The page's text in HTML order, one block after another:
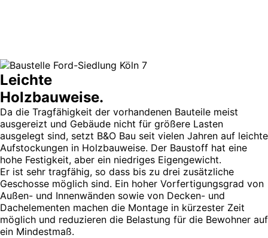
Leichte
Holzbauweise.
Da die Tragfähigkeit der vorhandenen Bauteile meist
ausgereizt und Gebäude nicht für größere Lasten
ausgelegt sind, setzt B&O Bau seit vielen Jahren auf leichte
Aufstockungen in Holzbauweise. Der Baustoff hat eine
hohe Festigkeit, aber ein niedriges Eigengewicht.
Er ist sehr tragfähig, so dass bis zu drei zusätzliche
Geschosse möglich sind. Ein hoher Vorfertigungsgrad von
Außen- und Innenwänden sowie von Decken- und
Dachelementen machen die Montage in kürzester Zeit
möglich und reduzieren die Belastung für die Bewohner auf
ein Mindestmaß.